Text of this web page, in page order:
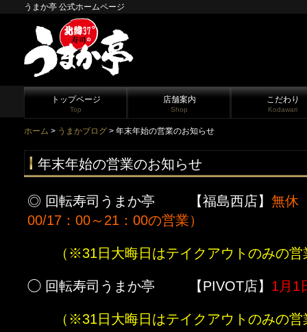
うまか亭 公式ホームページ
トップページ
Top
店舗案内
Shop
こだわり
Kodawari
ホーム > うまかブログ > 年末年始の営業のお知らせ
年末年始の営業のお知らせ
◎ 回転寿司うまか亭 【福島西店】 無休
00/17：00～21：00の営業）
（※31日大晦日はテイクアウトのみの営
◯ 回転寿司うまか亭 【PIVOT店】 1月1
（※31日大晦日はテイクアウトのみの営